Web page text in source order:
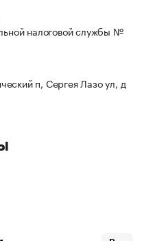
налоговой службы №
п, Сергея Лазо ул, д